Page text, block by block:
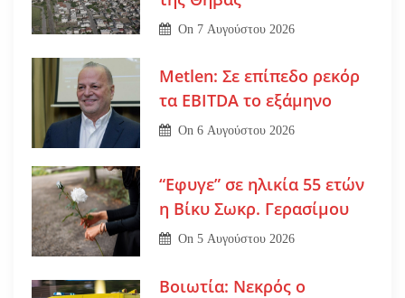
On 7 Αυγούστου 2026
Metlen: Σε επίπεδο ρεκόρ
τα EBITDA το εξάμηνο
On6 Αυγούστου 2026
“Εφυγε” σε ηλικία 55 ετών
η Βίκυ Σωκρ. Γερασίμου
On5 Αυγούστου 2026
Βοιωτία: Νεκρός ο